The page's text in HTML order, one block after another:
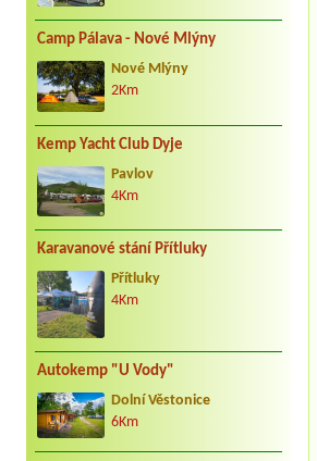
Camp Pálava - Nové Mlýny
Nové Mlýny
2Km
Kemp Yacht Club Dyje
Pavlov
4Km
Karavanové stání Přítluky
Přítluky
4Km
Autokemp "U Vody"
Dolní Věstonice
6Km